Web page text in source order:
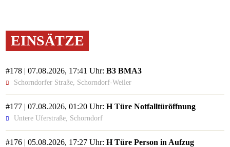
EINSÄTZE
#178 | 07.08.2026, 17:41 Uhr: B3 BMA3
Schorndorfer Straße, Schorndorf-Weiler
#177 | 07.08.2026, 01:20 Uhr: H Türe Notfalltüröffnung
Untere Uferstraße, Schorndorf
#176 | 05.08.2026, 17:27 Uhr: H Türe Person in Aufzug